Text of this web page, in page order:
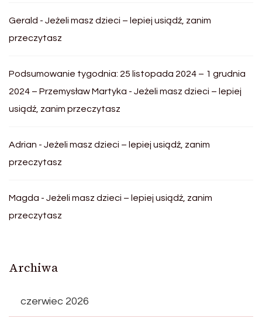
Gerald - Jeżeli masz dzieci – lepiej usiądź, zanim
przeczytasz
Podsumowanie tygodnia: 25 listopada 2024 – 1 grudnia
2024 – Przemysław Martyka - Jeżeli masz dzieci – lepiej
usiądź, zanim przeczytasz
Adrian - Jeżeli masz dzieci – lepiej usiądź, zanim
przeczytasz
Magda - Jeżeli masz dzieci – lepiej usiądź, zanim
przeczytasz
Archiwa
czerwiec 2026